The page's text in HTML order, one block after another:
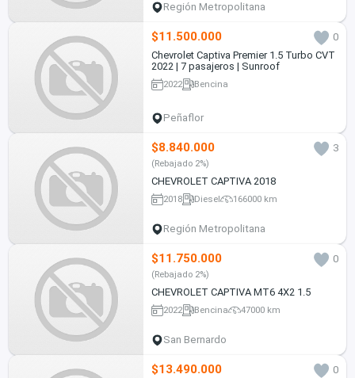
Región Metropolitana
$11.500.000
0
Chevrolet Captiva Premier 1.5 Turbo CVT
2022 | 7 pasajeros | Sunroof
2022 Bencina
Peñaflor
$8.840.000 3
(Rebajado 2%)
CHEVROLET CAPTIVA 2018
2018 Diesel 166000 km
Región Metropolitana
$11.750.000 0
(Rebajado 2%)
CHEVROLET CAPTIVA MT6 4X2 1.5
2022 Bencina 47000 km
San Bernardo
$13.490.000
0